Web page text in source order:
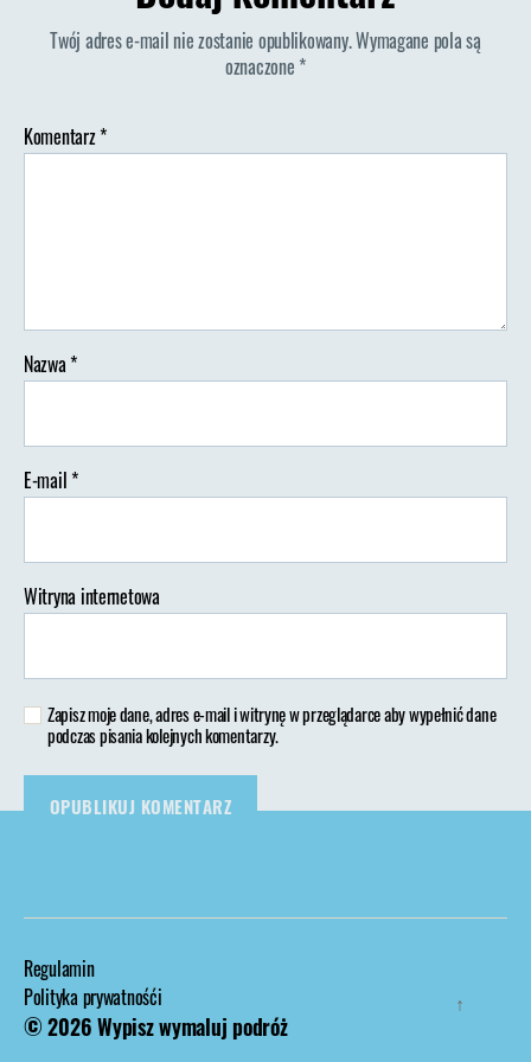
Kaczawskiego,
Twój adres e-mail nie zostanie opublikowany.Wymagane pola są
oznaczone *
Komentarz*
Nazwa*
E-mail*
Witryna internetowa
Zapisz moje dane, adres e-mail i witrynę w przeglądarce aby wypełnić dane
podczas pisania kolejnych komentarzy.
Regulamin
Polityka prywatnośći
© 2026Wypisz wymaluj podróż
↑